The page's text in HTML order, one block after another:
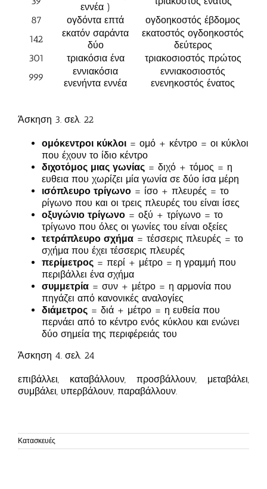
εννέα )
87
ογδόντα επτά
ογδοηκοστός έβδομος
142
εκατόν σαράντα
δύο
εκατοστός ογδοηκοστός
δεύτερος
301
τριακόσια ένα
τριακοσιοστός πρώτος
999
εννιακόσια
ενενήντα εννέα
εννιακοσιοστός
ενενηκοστός ένατος
Άσκηση 3. σελ. 22
ομόκεντροι κύκλοι = ομό + κέντρο = οι κύκλοι
που έχουν το ίδιο κέντρο
διχοτόμος μιας γωνίας = διχό + τόμος = η
ευθεια που χωρίζει μία γωνία σε δύο ίσα μέρη
ισόπλευρο τρίγωνο = ίσο + πλευρές = το
ρίγωνο που και οι τρεις πλευρές του είναι ίσες
οξυγώνιο τρίγωνο = οξύ + τρίγωνο = το
τρίγωνο που όλες οι γωνίες του είναι οξείες
τετράπλευρο σχήμα = τέσσερις πλευρές = το
σχήμα που έχει τέσσερις πλευρές
περίμετρος = περί + μέτρο = η γραμμή που
περιβάλλει ένα σχήμα
συμμετρία = συν + μέτρο = η αρμονία που
πηγάζει από κανονικές αναλογίες
διάμετρος = διά + μέτρο = η ευθεία που
περνάει από το κέντρο ενός κύκλου και ενώνει
δύο σημεία της περιφέρειάς του
Άσκηση 4. σελ. 24
επιβάλλει, καταβάλλουν, προσβάλλουν, μεταβάλει,
συμβάλει, υπερβάλουν, παραβάλλουν.
Κατασκευές